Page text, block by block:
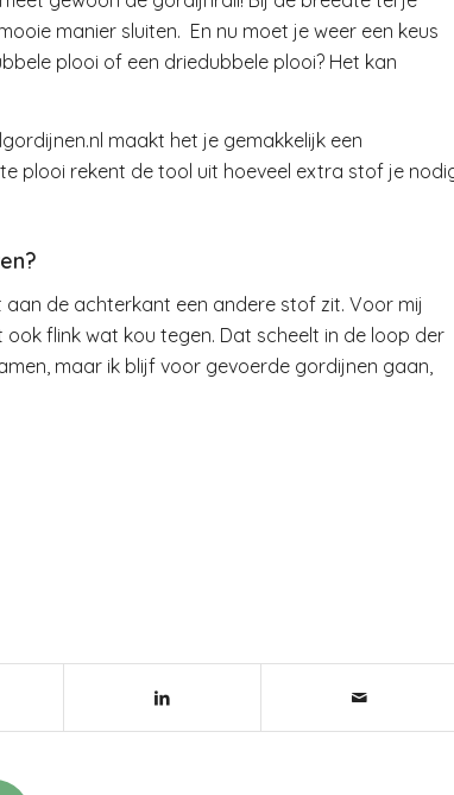
manier sluiten. En nu moet je weer een keus
plooi of een driedubbele plooi? Het kan
maakt het je gemakkelijk een
plooi rekent de tool uit hoeveel extra stof je
de achterkant een andere stof zit. Voor mij
flink wat kou tegen. Dat scheelt in de loop der
maar ik blijf voor gevoerde gordijnen gaan,